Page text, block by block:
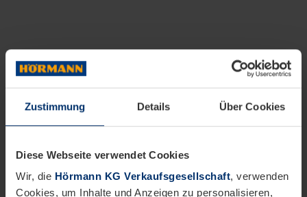
Zustimmung Details Über Cookies
Diese Webseite verwendet Cookies
Wir, die Hörmann KG Verkaufsgesellschaft, verwenden
Cookies, um Inhalte und Anzeigen zu personalisieren,